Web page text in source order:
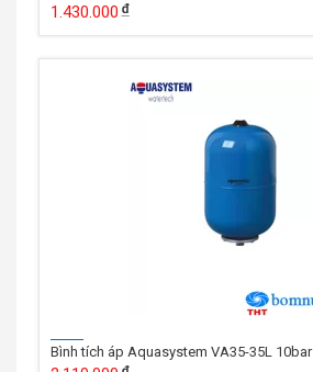
1.430.000
Bình tích áp Aquasystem VA35-35L 10bar